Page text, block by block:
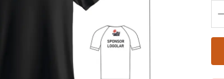
Powerbank Defter
Wireless Masa Lambası
Baskılı Masa Örtüsü